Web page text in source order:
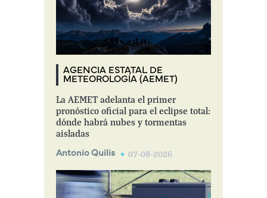
AGENCIA ESTATAL DE
METEOROLOGÍA (AEMET)
La AEMET adelanta el primer
pronóstico oficial para el eclipse total:
dónde habrá nubes y tormentas
aisladas
Antonio Quilis 07-08-2026